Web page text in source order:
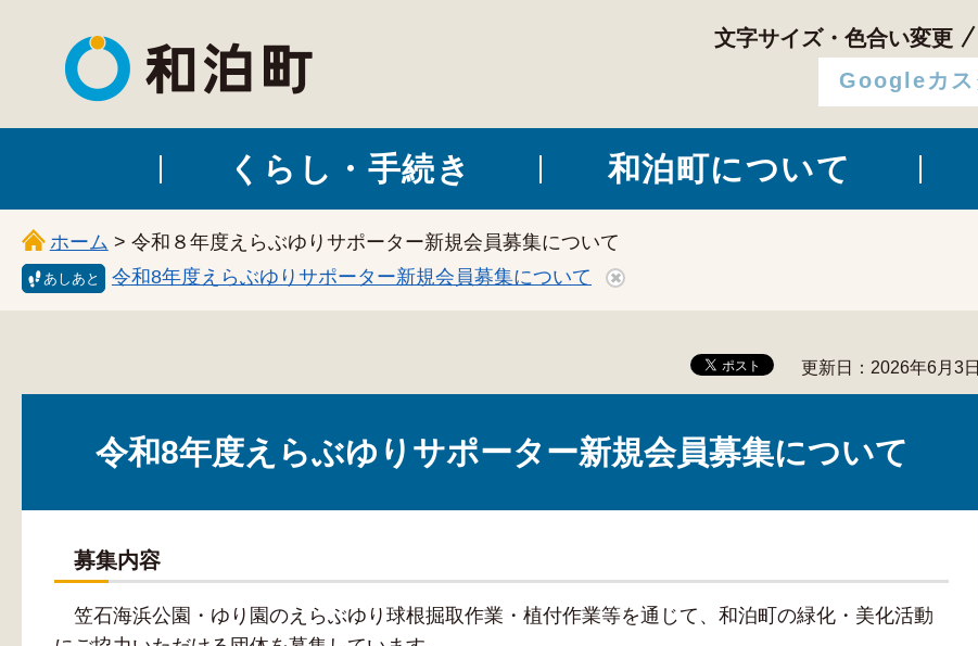
和泊町
文字サイズ・色合い変更
くらし・手続き 和泊町について
ホーム > 令和８年度えらぶゆりサポーター新規会員募集について
あしあと 令和8年度えらぶゆりサポーター新規会員募集について
更新日：2026年6月3日
令和8年度えらぶゆりサポーター新規会員募集について
募集内容
笠石海浜公園・ゆり園のえらぶゆり球根掘取作業・植付作業等を通じて、和泊町の緑化・美化活動